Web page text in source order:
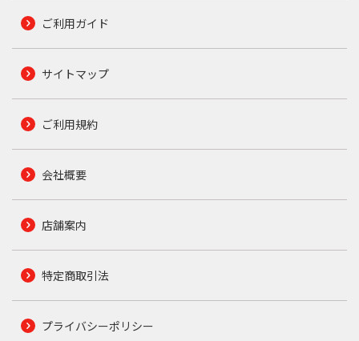
ご利用ガイド
サイトマップ
ご利用規約
会社概要
店舗案内
特定商取引法
プライバシーポリシー